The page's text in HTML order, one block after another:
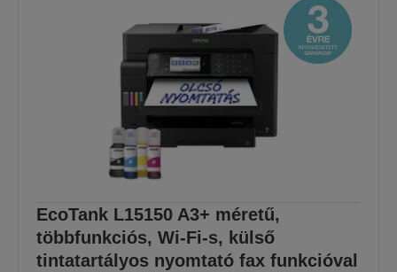
EcoTank L15150 A3+ méretű,
többfunkciós, Wi-Fi-s, külső
tintatartályos nyomtató fax funkcióval